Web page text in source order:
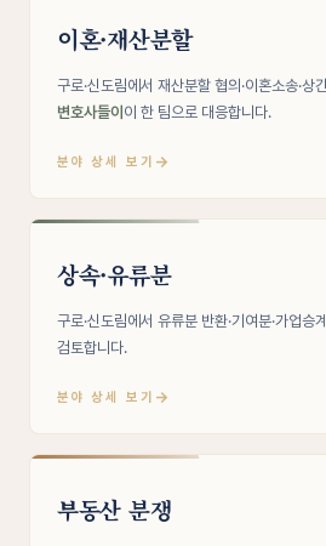
이혼·재산분할
구로·신도림에서 재산분할 협의·이혼소송·상
변호사들이 이 한 팀으로 대응합니다.
분야 상세 보기 →
상속·유류분
구로·신도림에서 유류분 반환·기여분·가업승
검토합니다.
분야 상세 보기 →
부동산 분쟁